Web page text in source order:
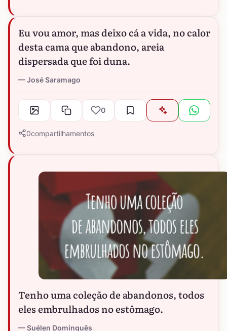
Eu vou amor, mas deixo cá a vida, no calor
desta cama que abandono, areia
dispersada que foi duna.
José Saramago
0
0compartilhamentos
Tenho uma coleção de abandonos, todos
eles embrulhados no estômago.
Suélen Dominguês